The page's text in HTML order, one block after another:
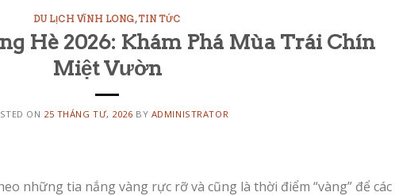
DU LỊCH VĨNH LONG,TIN TỨC
Hè 2026: Khám Phá Mùa Trái Chín
Miệt Vườn
ON 25 THÁNG TƯ, 2026 BY ADMINISTRATOR
những tia nắng vàng rực rỡ và cũng là thời điểm “vàng” để